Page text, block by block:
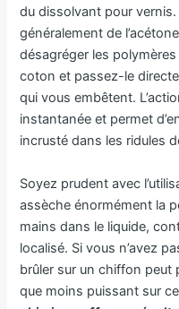
du dissolvant pour
généralement de
désagréger les
coton et passez-le
qui vous embêtent.
instantanée et permet
incrusté dans les ridules
Soyez prudent avec
assèche énormément la
mains dans le liquide,
localisé. Si vous n’avez
brûler sur un chiffon peut
que moins puissant sur